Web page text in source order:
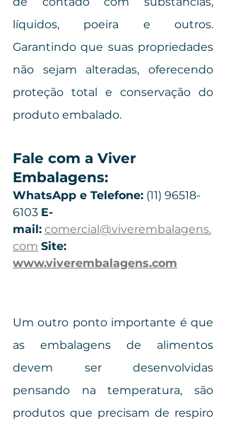
líquidos, poeira e outros.
Garantindo que suas propriedades
não sejam alteradas, oferecendo
proteção total e conservação do
produto embalado.
Fale com a Viver
Embalagens:
WhatsApp e Telefone: (11) 96518-
6103 E-
mail: comercial@viverembalagens.
com Site:
www.viverembalagens.com
Um outro ponto importante é que
as embalagens de alimentos
devem ser desenvolvidas
pensando na temperatura, são
produtos que precisam de respiro